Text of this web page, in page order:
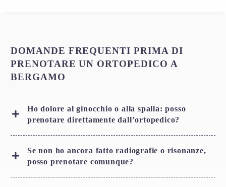
DOMANDE FREQUENTI PRIMA DI
PRENOTARE UN ORTOPEDICO A
BERGAMO
Ho dolore al ginocchio o alla spalla: posso
prenotare direttamente dall’ortopedico?
Se non ho ancora fatto radiografie o risonanze,
posso prenotare comunque?